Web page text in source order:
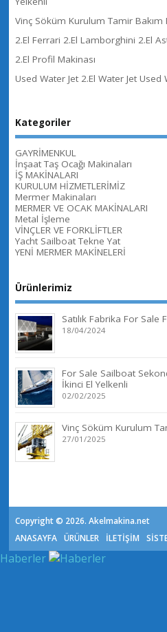
Vinç Söküm Kurulum Tamir Bakım
2.El Ferrari 2.El Lamborghini 2.El
2.El Profil Makinası
Used Water Jet 2.El Water Jet Used
Kategoriler
GAYRİMENKUL
İnşaat Taş Ocağı Makinaları
İŞ MAKİNALARI
KURULUM HİZMETLERİMİZ
Mermer Makinaları
MERMER VE OCAK MAKİNALARI
Metal İşleme
VİNÇLER VE FORKLİFTLER
Yacht Sailboat Tekne Yat
YENİ MERMER MAKİNELERİ
Ürünlerimiz
Satılık Fabrika For Sale
18/04/2024
For Sale Sailboat
İkinci El Yelkenli
02/02/2025
Vinç Söküm Kurulum
27/01/2025
Copyright © 2026. Akelmakina.net
ANASAYFA ÜRÜNLER İLETİŞİM
Haberler